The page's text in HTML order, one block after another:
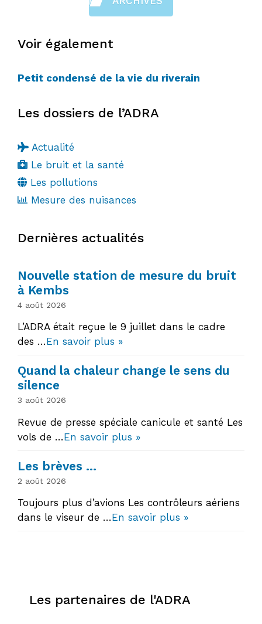
Voir également
Petit condensé de la vie du riverain
Les dossiers de l’ADRA
Actualité
Le bruit et la santé
Les pollutions
Mesure des nuisances
Dernières actualités
Nouvelle station de mesure du bruit
à Kembs
4 août 2026
L’ADRA était reçue le 9 juillet dans le cadre
des …En savoir plus »
Quand la chaleur change le sens du
silence
3 août 2026
Revue de presse spéciale canicule et santé Les
vols de …En savoir plus »
Les brèves …
2 août 2026
Toujours plus d’avions Les contrôleurs aériens
dans le viseur de …En savoir plus »
Les partenaires de l'ADRA